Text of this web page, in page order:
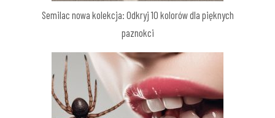
Semilac nowa kolekcja: Odkryj 10 kolorów dla pięknych
paznokci